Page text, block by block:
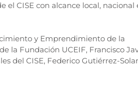
el CISE con alcance local, nacional
y Emprendimiento de la
la Fundación UCEIF, Francisco
del CISE, Federico Gutiérrez-